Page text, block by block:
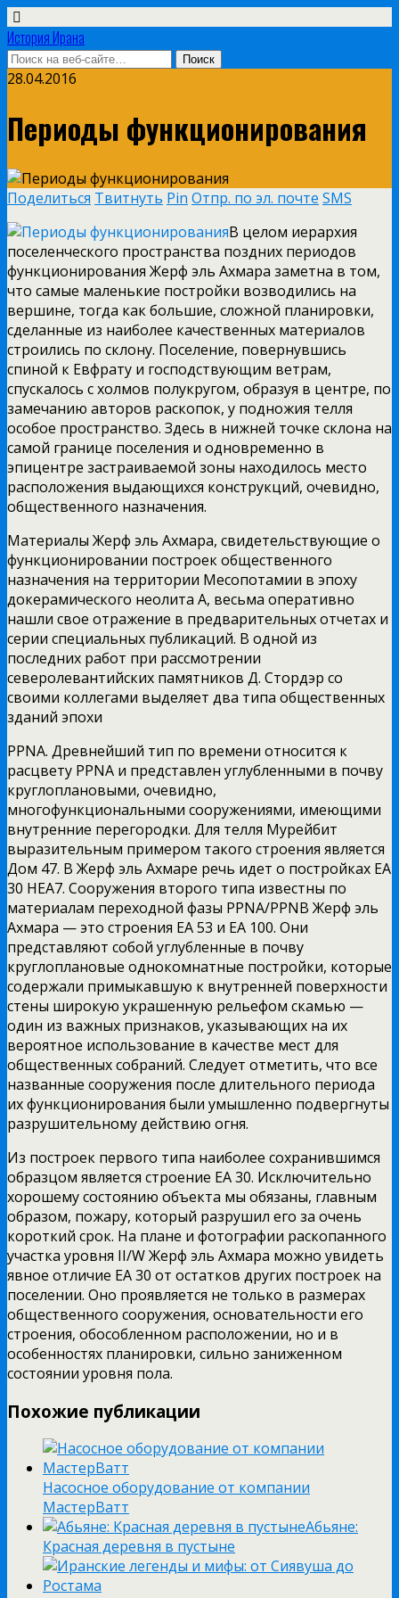
История Ирана
28.04.2016
Периоды функционирования
Поделиться Твитнуть Pin Отпр. по эл. почте SMS
В целом иерархия
поселенческого пространства поздних периодов
функционирования Жерф эль Ахмара заметна в том,
что самые маленькие постройки возводились на
вершине, тогда как большие, сложной планировки,
сделанные из наиболее качественных материалов
строились по склону. Поселение, повернувшись
спиной к Евфрату и господствующим ветрам,
спускалось с холмов полукругом, образуя в центре, по
замечанию авторов раскопок, у подножия телля
особое пространство. Здесь в нижней точке склона на
самой границе поселения и одновременно в
эпицентре застраиваемой зоны находилось место
расположения выдающихся конструкций, очевидно,
общественного назначения.
Материалы Жерф эль Ахмара, свидетельствующие о
функционировании построек общественного
назначения на территории Месопотамии в эпоху
докерамического неолита А, весьма оперативно
нашли свое отражение в предварительных отчетах и
серии специальных публикаций. В одной из
последних работ при рассмотрении
северолевантийских памятников Д. Стордэр со
своими коллегами выделяет два типа общественных
зданий эпохи
PPNA. Древнейший тип по времени относится к
расцвету PPNA и представлен углубленными в почву
круглоплановыми, очевидно,
многофункциональными сооружениями, имеющими
внутренние перегородки. Для телля Мурейбит
выразительным примером такого строения является
Дом 47. В Жерф эль Ахмаре речь идет о постройках ЕА
30 HEA7. Сооружения второго типа известны по
материалам переходной фазы PPNA/PPNB Жерф эль
Ахмара — это строения ЕА 53 и ЕА 100. Они
представляют собой углубленные в почву
круглоплановые однокомнатные постройки, которые
содержали примыкавшую к внутренней поверхности
стены широкую украшенную рельефом скамью —
один из важных признаков, указывающих на их
вероятное использование в качестве мест для
общественных собраний. Следует отметить, что все
названные сооружения после длительного периода
их функционирования были умышленно подвергнуты
разрушительному действию огня.
Из построек первого типа наиболее сохранившимся
образцом является строение ЕА 30. Исключительно
хорошему состоянию объекта мы обязаны, главным
образом, пожару, который разрушил его за очень
короткий срок. На плане и фотографии раскопанного
участка уровня II/W Жерф эль Ахмара можно увидеть
явное отличие ЕА 30 от остатков других построек на
поселении. Оно проявляется не только в размерах
общественного сооружения, основательности его
строения, обособленном расположении, но и в
особенностях планировки, сильно заниженном
состоянии уровня пола.
Похожие публикации
Насосное оборудование от компании
МастерВатт
Абьяне:
Красная деревня в пустыне